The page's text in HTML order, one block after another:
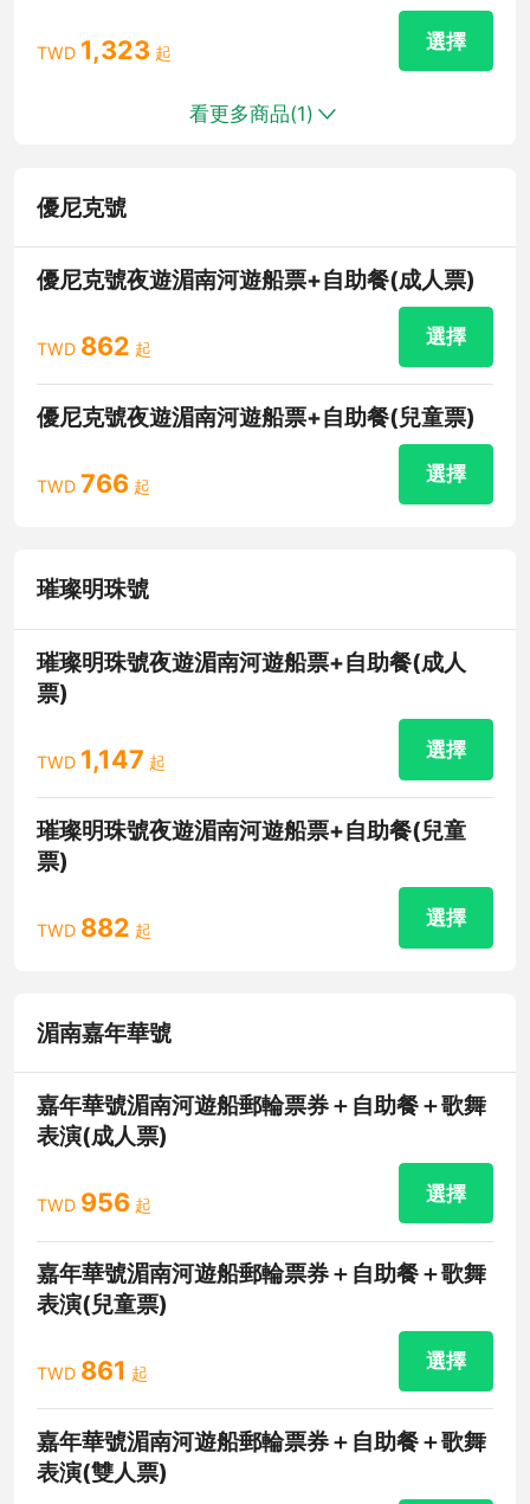
TWD 1,323 起
選擇
看更多商品(1)
優尼克號
優尼克號夜遊湄南河遊船票+自助餐(成人票)
TWD 862 起
選擇
優尼克號夜遊湄南河遊船票+自助餐(兒童票)
TWD 766 起
選擇
璀璨明珠號
璀璨明珠號夜遊湄南河遊船票+自助餐(成人
票)
TWD 1,147 起
選擇
璀璨明珠號夜遊湄南河遊船票+自助餐(兒童
票)
TWD 882 起
選擇
湄南嘉年華號
嘉年華號湄南河遊船郵輪票券＋自助餐＋歌舞
表演(成人票)
TWD 956 起
選擇
嘉年華號湄南河遊船郵輪票券＋自助餐＋歌舞
表演(兒童票)
TWD 861 起
選擇
嘉年華號湄南河遊船郵輪票券＋自助餐＋歌舞
表演(雙人票)